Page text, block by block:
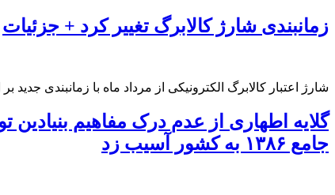
زمانبندی شارژ کالابرگ تغییر کرد + جزئیات
شارژ اعتبار کالابرگ الکترونیکی از مرداد ماه با زمانبندی
گلایه اطهاری از عدم درک مفاهیم
جامع ۱۳۸۶ به کشور آسیب زد